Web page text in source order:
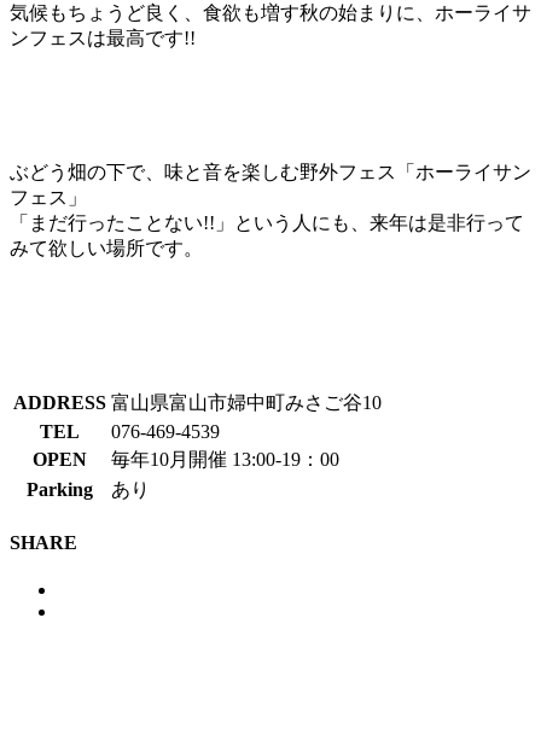
気候もちょうど良く、食欲も増す秋の始まりに、ホーライサ
ンフェスは最高です!!
ぶどう畑の下で、味と音を楽しむ野外フェス「ホーライサン
フェス」
「まだ行ったことない!!」という人にも、来年は是非行って
みて欲しい場所です。
ADDRESS 富山県富山市婦中町みさご谷10
TEL
076-469-4539
OPEN
毎年10月開催 13:00-19：00
Parking
あり
SHARE